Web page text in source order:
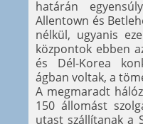
határán
Allentown és
nélkül, ugyanis
központok ebben
és Dél-Korea
ágban voltak, a
A megmaradt
150 állomást
utast szállítanak a